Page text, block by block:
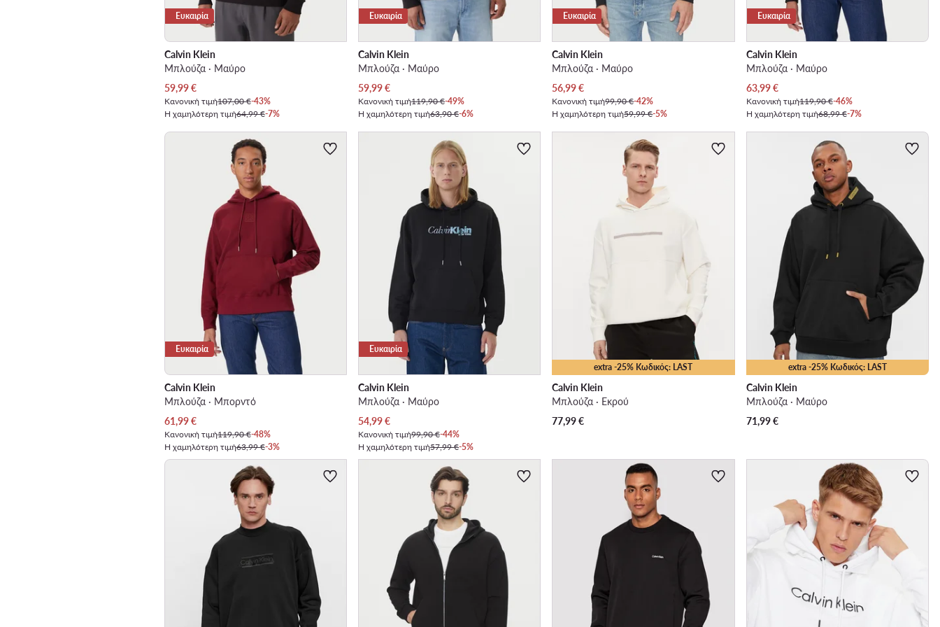
Ευκαιρία
Calvin Klein
Μπλούζα · Μαύρο
Τρέχουσα τιμή
59,99€
Κανονική τιμή107,00 €-43%
Η χαμηλότερη τιμή64,99 €-7%
Ευκαιρία
Calvin Klein
Μπλούζα · Μαύρο
Τρέχουσα τιμή
59,99€
Κανονική τιμή119,90 €-49%
Η χαμηλότερη τιμή63,90 €-6%
Ευκαιρία
Calvin Klein
Μπλούζα · Μαύρο
Τρέχουσα τιμή
56,99€
Κανονική τιμή99,90 €-42%
Η χαμηλότερη τιμή59,99 €-5%
Ευκαιρία
Calvin Klein
Μπλούζα · Μαύρο
Τρέχουσα τιμή
63,99€
Κανονική τιμή119,90 €-46%
Η χαμηλότερη τιμή68,99 €-7%
Ευκαιρία
Calvin Klein
Μπλούζα · Μπορντό
Τρέχουσα τιμή
61,99€
Κανονική τιμή119,90 €-48%
Η χαμηλότερη τιμή63,99 €-3%
Ευκαιρία
Calvin Klein
Μπλούζα · Μαύρο
Τρέχουσα τιμή
54,99€
Κανονική τιμή99,90 €-44%
Η χαμηλότερη τιμή57,99 €-5%
extra -25% Κωδικός: LAST
Calvin Klein
Μπλούζα · Εκρού
77,99€
extra -25% Κωδικός: LAST
Calvin Klein
Μπλούζα · Μαύρο
71,99€